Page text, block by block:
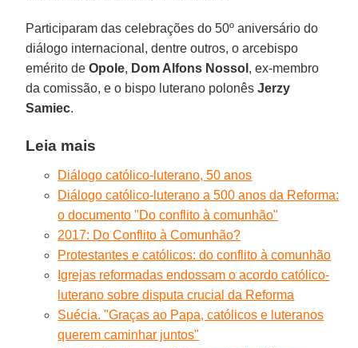
Participaram das celebrações do 50º aniversário do
diálogo internacional, dentre outros, o arcebispo
emérito deOpole, Dom Alfons Nossol , ex-membro
da comissão, e o bispo luterano polonêsJerzy
Samiec.
Leia mais
Diálogo católico-luterano, 50 anos
Diálogo católico-luterano a 500 anos da Reforma:
o documento "Do conflito à comunhão"
2017: Do Conflito à Comunhão?
Protestantes e católicos: do conflito à comunhão
Igrejas reformadas endossam o acordo católico-
luterano sobre disputa crucial da Reforma
Suécia. "Graças ao Papa, católicos e luteranos
querem caminhar juntos"